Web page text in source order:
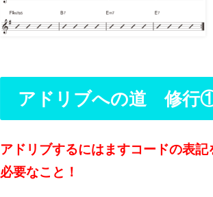
アドリブへの道 修行
アドリブするにはますコードの表
必要なこと！